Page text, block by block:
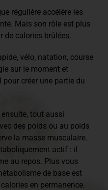
régulière accélère les
Mais son rôle est plus
de calories brûlées.
vélo, natation, course
sur le moment et
pour créer une partie du
tout aussi
des poids ou au poids
la masse musculaire.
actif : il
au repos. Plus vous
de base est
en permanence.